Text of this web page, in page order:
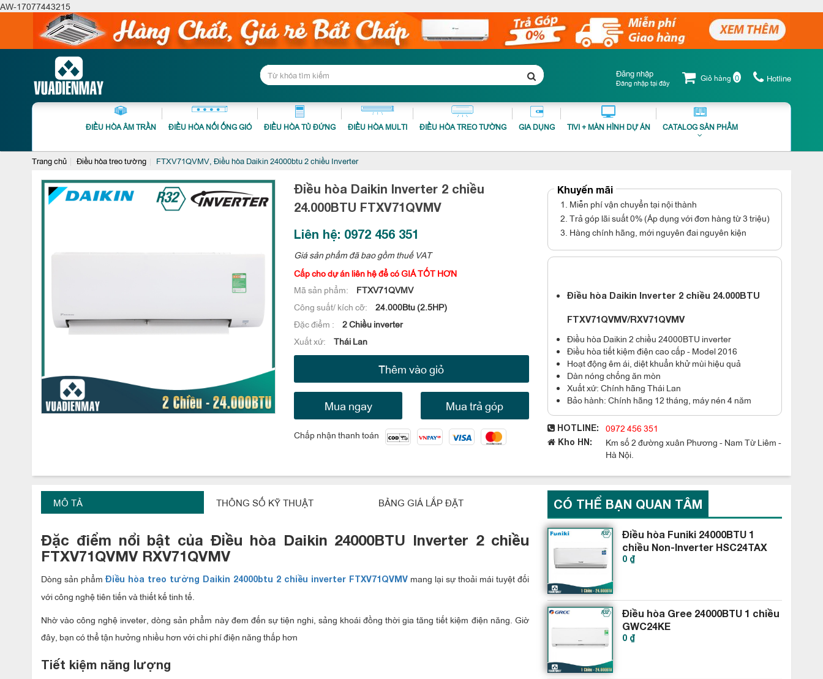
AW-17077443215
Hotline
Giỏ hàng 0
Đăng nhập
Đăng nhập tại đây
ĐIỀU HÒA ÂM TRẦN ĐIỀU HÒA NỐI ỐNG GIÓ ĐIỀU HÒA TỦ ĐỨNG ĐIỀU HÒA MULTI ĐIỀU HÒA TREO TƯỜNG GIA DỤNG TIVI + MÀN HÌNH DỰ ÁN CATALOG SẢN PHẨM
Trang chủ Điều hòa treo tường FTXV71QVMV, Điều hòa Daikin 24000btu 2 chiều Inverter
Điều hòa Daikin Inverter 2 chiều
24.000BTU FTXV71QVMV
Liên hệ: 0972 456 351
Giá sản phẩm đã bao gồm thuế VAT
Cấp cho dự án liên hệ để có GIÁ TỐT HƠN
Mã sản phẩm:
FTXV71QVMV
Công suất/ kích cỡ:
24.000Btu (2.5HP)
Đặc điểm :
2 Chiều inverter
Xuất xứ:
Thái Lan
Thêm vào giỏ
Mua ngay Mua trả góp
Chấp nhận thanh toán
Khuyến mãi
1. Miễn phí vận chuyển tại nội thành
2. Trả góp lãi suất 0% (Áp dụng với đơn hàng từ 3 triệu)
3. Hàng chính hãng, mới nguyên đai nguyên kiện
Điều hòa Daikin Inverter 2 chiều 24.000BTU
FTXV71QVMV/RXV71QVMV
Điều hòa Daikin 2 chiều 24000BTU inverter
Điều hòa tiết kiệm điện cao cấp - Model 2016
Hoạt động êm ái, diệt khuẩn khử mùi hiệu quả
Dàn nóng chống ăn mòn
Xuất xứ: Chính hãng Thái Lan
Bảo hành: Chính hãng 12 tháng, máy nén 4 năm
HOTLINE: 0972 456 351
Kho HN:
Km số 2 đường xuân Phương - Nam Từ Liêm -
Hà Nội.
MÔ TẢ THÔNG SỐ KỸ THUẬT BẢNG GIÁ LẮP ĐẶT
Đặc điểm nổi bật của Điều hòa Daikin 24000BTU Inverter 2 chiều
FTXV71QVMV RXV71QVMV
Dòng sản phẩm Điều hòa treo tường Daikin 24000btu 2 chiều inverter FTXV71QVMVmang lại sự thoải mái tuyệt đối
với công nghệ tiên tiến và thiết kế tinh tế.
Nhờ vào công nghệ inveter, dòng sản phẩm này đem đến sự tiện nghi, sảng khoái đồng thời gia tăng tiết kiệm điện năng. Giờ
đây, bạn có thể tận hưởng nhiều hơn với chi phí điện năng thấp hơn
Tiết kiệm năng lượng
CÓ THỂ BẠN QUAN TÂM
Điều hòa Funiki 24000BTU 1
chiều Non-Inverter HSC24TAX
0 ₫
Điều hòa Gree 24000BTU 1 chiều
GWC24KE
0 ₫